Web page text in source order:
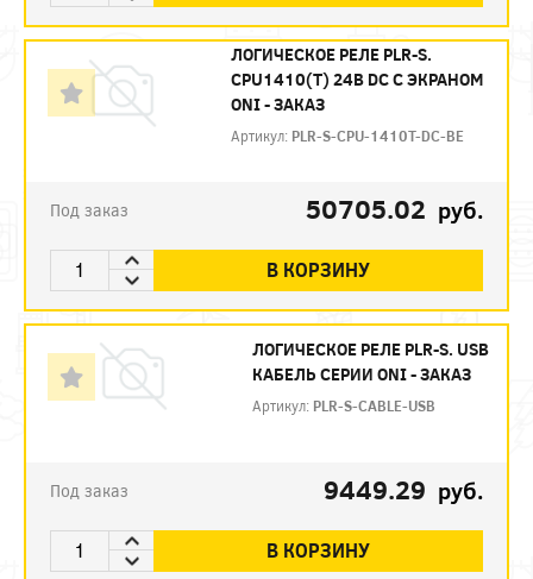
ЛОГИЧЕСКОЕ РЕЛЕ PLR-S.
CPU1410(T) 24В DC С ЭКРАНОМ
ONI - ЗАКАЗ
Артикул: PLR-S-CPU-1410T-DC-BE
Под заказ 50705.02 руб.
В КОРЗИНУ
ЛОГИЧЕСКОЕ РЕЛЕ PLR-S. USB
КАБЕЛЬ СЕРИИ ONI - ЗАКАЗ
Артикул: PLR-S-CABLE-USB
Под заказ 9449.29 руб.
В КОРЗИНУ